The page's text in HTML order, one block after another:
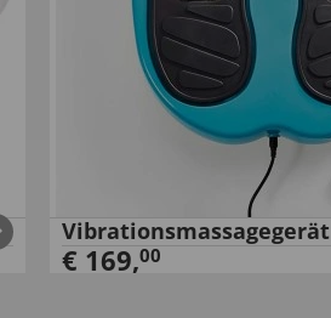
Vibrationsmassagegerät
€ 169,00